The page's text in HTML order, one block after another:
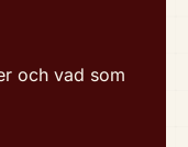
och vad som